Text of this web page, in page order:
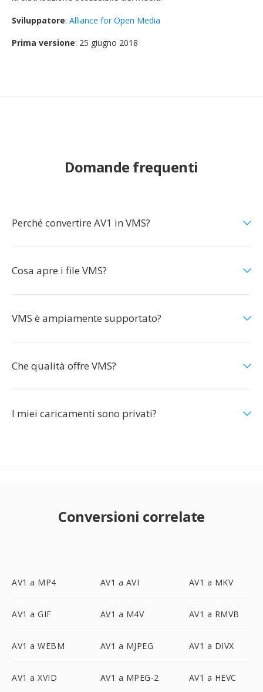
Sviluppatore: Alliance for Open Media
Prima versione: 25 giugno 2018
Domande frequenti
Perché convertire AV1 in VMS?
Cosa apre i file VMS?
VMS è ampiamente supportato?
Che qualità offre VMS?
I miei caricamenti sono privati?
Conversioni correlate
AV1 a MP4 AV1 a AVI AV1 a MKV
AV1 a GIF AV1 a M4V AV1 a RMVB
AV1 a WEBM AV1 a MJPEG AV1 a DIVX
AV1 a XVID AV1 a MPEG-2 AV1 a HEVC